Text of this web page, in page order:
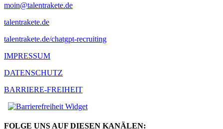
moin@talentrakete.de
talentrakete.de
talentrakete.de/chatgpt-recruiting
IMPRESSUM
DATENSCHUTZ
BARRIERE-FREIHEIT
FOLGE UNS AUF DIESEN KANÄLEN: